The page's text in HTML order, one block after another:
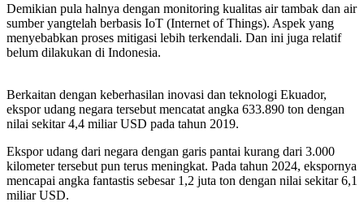
Demikian pula halnya dengan monitoring kualitas air tambak dan air
sumber yangtelah berbasis IoT (Internet of Things). Aspek yang
menyebabkan proses mitigasi lebih terkendali. Dan ini juga relatif
belum dilakukan di Indonesia.
Berkaitan dengan keberhasilan inovasi dan teknologi Ekuador,
ekspor udang negara tersebut mencatat angka 633.890 ton dengan
nilai sekitar 4,4 miliar USD pada tahun 2019.
Ekspor udang dari negara dengan garis pantai kurang dari 3.000
kilometer tersebut pun terus meningkat. Pada tahun 2024, ekspornya
mencapai angka fantastis sebesar 1,2 juta ton dengan nilai sekitar 6,1
miliar USD.